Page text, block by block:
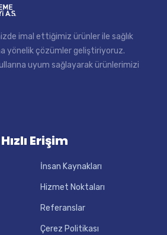
imal ettiğimiz ürünler ile sağlık
yönelik çözümler geliştiriyoruz.
uyum sağlayarak ürünlerimizi
Hızlı Erişim
İnsan Kaynakları
Hizmet Noktaları
Referanslar
Çerez Politikası